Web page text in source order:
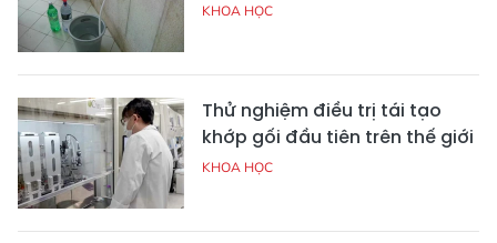
KHOA HỌC
Thử nghiệm điều trị tái tạo
khớp gối đầu tiên trên thế giới
KHOA HỌC